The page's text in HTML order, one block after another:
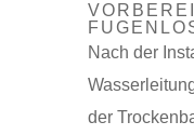
Nach der
der